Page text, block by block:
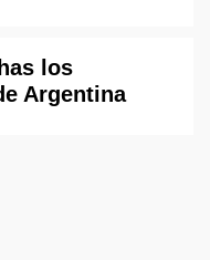
los
Argentina